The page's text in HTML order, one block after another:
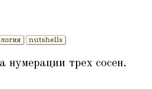
nutshells
нумерации трех сосен.